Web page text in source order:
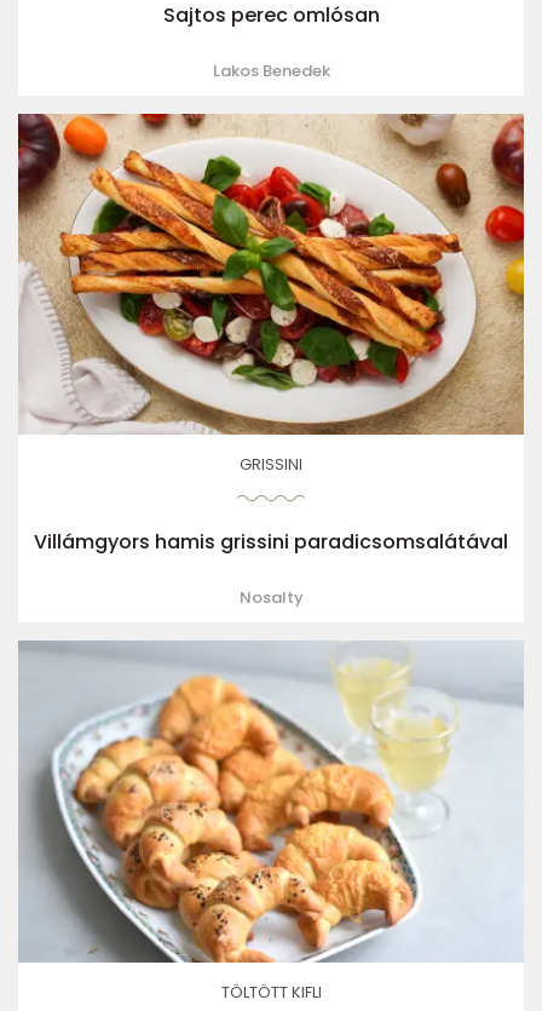
Sajtos perec omlósan
Lakos Benedek
GRISSINI
Villámgyors hamis grissini paradicsomsalátával
Nosalty
TÖLTÖTT KIFLI